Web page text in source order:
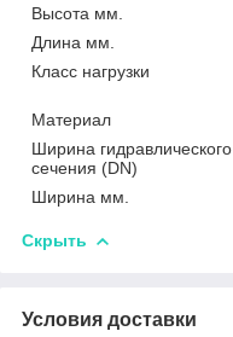
Высота мм.
Длина мм.
Класс нагрузки
Материал
Ширина гидравлического
сечения (DN)
Ширина мм.
Скрыть
Условия доставки